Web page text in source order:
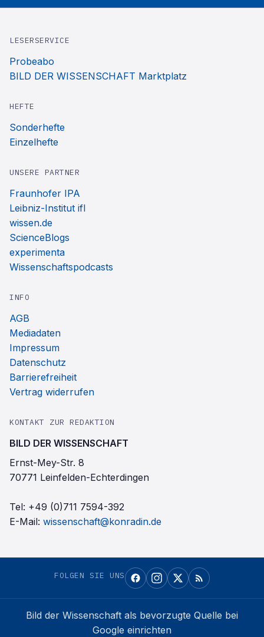
LESERSERVICE
Probeabo
BILD DER WISSENSCHAFT Marktplatz
HEFTE
Sonderhefte
Einzelhefte
UNSERE PARTNER
Fraunhofer IPA
Leibniz-Institut ifl
wissen.de
ScienceBlogs
experimenta
Wissenschaftspodcasts
INFO
AGB
Mediadaten
Impressum
Datenschutz
Barrierefreiheit
Vertrag widerrufen
KONTAKT ZUR REDAKTION
BILD DER WISSENSCHAFT
Ernst-Mey-Str. 8
70771 Leinfelden-Echterdingen
Tel: +49 (0)711 7594-392
E-Mail: wissenschaft@konradin.de
FOLGEN SIE UNS
Bild der Wissenschaft als bevorzugte Quelle bei
Google einrichten